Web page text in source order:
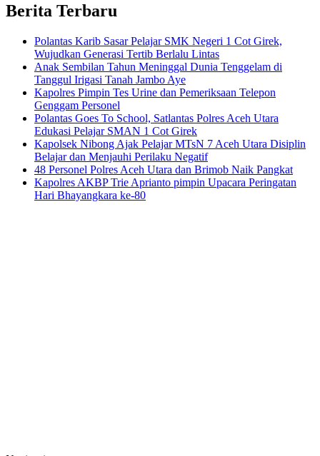
Berita Terbaru
Polantas Karib Sasar Pelajar SMK Negeri 1 Cot Girek,
Wujudkan Generasi Tertib Berlalu Lintas
Anak Sembilan Tahun Meninggal Dunia Tenggelam di
Tanggul Irigasi Tanah Jambo Aye
Kapolres Pimpin Tes Urine dan Pemeriksaan Telepon
Genggam Personel
Polantas Goes To School, Satlantas Polres Aceh Utara
Edukasi Pelajar SMAN 1 Cot Girek
Kapolsek Nibong Ajak Pelajar MTsN 7 Aceh Utara Disiplin
Belajar dan Menjauhi Perilaku Negatif
48 Personel Polres Aceh Utara dan Brimob Naik Pangkat
Kapolres AKBP Trie Aprianto pimpin Upacara Peringatan
Hari Bhayangkara ke-80